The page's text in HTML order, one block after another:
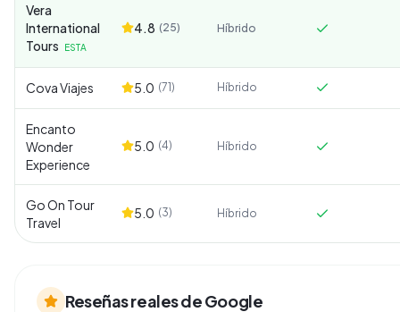
Vera
International
Tours
ESTA
4.8 (25) Híbrido
Cova Viajes 5.0 (71) Híbrido
Encanto
Wonder
Experience
5.0 (4) Híbrido
Go On Tour
Travel
5.0 (3) Híbrido
Reseñas reales de Google